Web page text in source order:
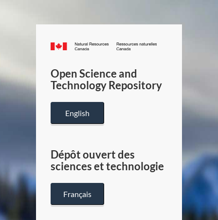
Canada.ca
/
Canada
Open Science and
Technology Repository
English
Dépôt ouvert des
sciences et technologie
Français